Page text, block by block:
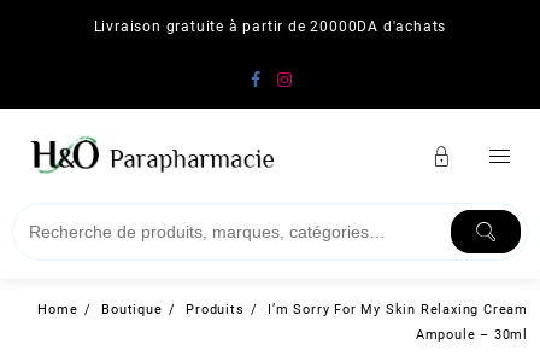
Livraison gratuite à partir de 20000DA d'achats
Home Boutique Produits
I’m Sorry For My Skin Relaxing Cream
Ampoule – 30ml